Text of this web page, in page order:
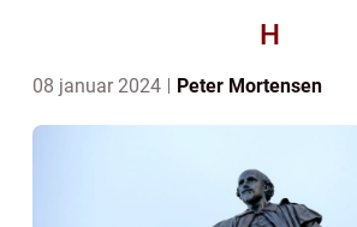
H
08 januar 2024 Peter Mortensen